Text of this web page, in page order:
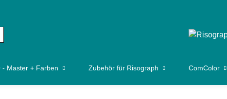
- Master + Farben Zubehör für Risograph ComColor